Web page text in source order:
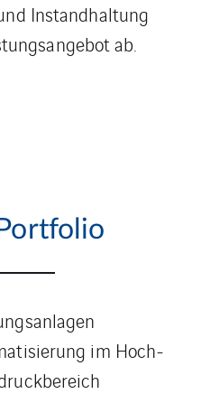
Instandhaltung
ab.
im Hoch-